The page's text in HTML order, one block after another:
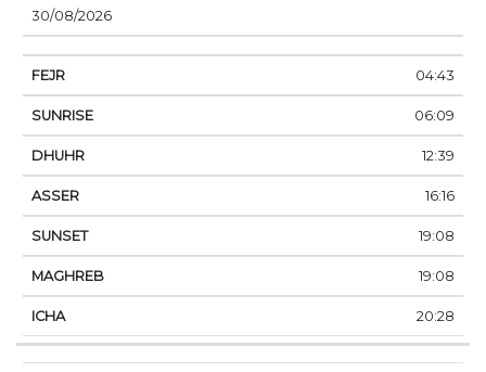
30/08/2026
04:43
06:09
12:39
16:16
19:08
19:08
20:28